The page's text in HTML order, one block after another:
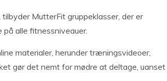
MutterFit gruppeklasser, der er
alle fitnessniveauer.
materialer, herunder træningsvideoer,
gør det nemt for mødre at deltage, uanset